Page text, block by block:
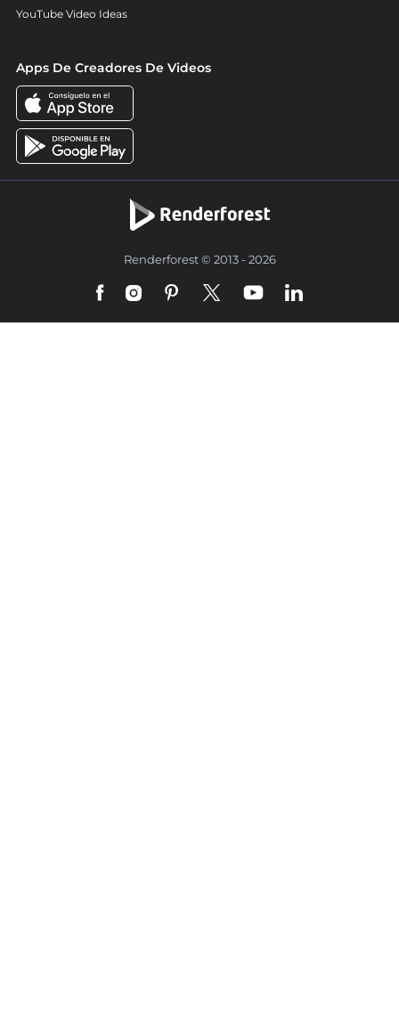
YouTube Video Ideas
Apps De Creadores De Videos
Renderforest © 2013 - 2026